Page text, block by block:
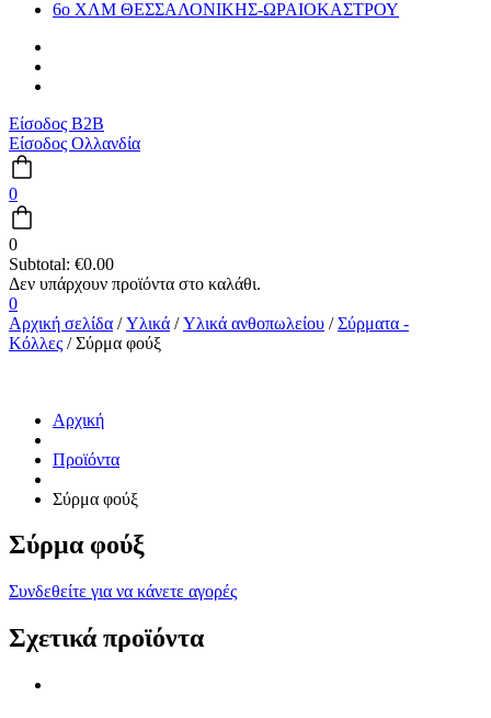
6ο ΧΛΜ ΘΕΣΣΑΛΟΝΙΚΗΣ-ΩΡΑΙΟΚΑΣΤΡΟΥ
Είσοδος B2B
Είσοδος Ολλανδία
0
0
Subtotal: €0.00
0
Αρχική σελίδα /Υλικά /Υλικά ανθοπωλείου /Σύρματα -
Κόλλες / Σύρμα φούξ
Αρχική
Προϊόντα
Σύρμα φούξ
Σύρμα φούξ
Συνδεθείτε για να κάνετε αγορές
Σχετικά προϊόντα